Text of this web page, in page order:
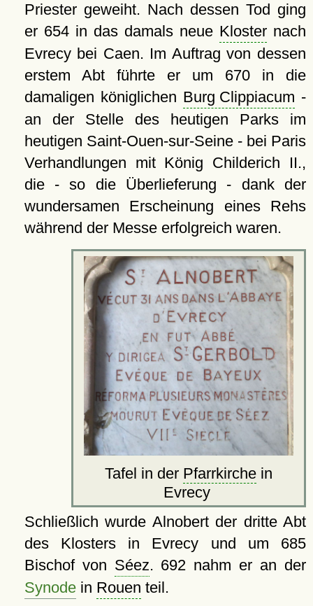
Priester geweiht. Nach dessen Tod ging
er 654 in das damals neue Klosternach
Evrecy bei Caen. Im Auftrag von dessen
erstem Abt führte er um 670 in die
damaligen königlichen Burg Clippiacum -
an der Stelle des heutigen Parks im
heutigen Saint-Ouen-sur-Seine - bei Paris
Verhandlungen mit König Childerich II.,
die - so die Überlieferung - dank der
wundersamen Erscheinung eines Rehs
während der Messe erfolgreich waren.
Tafel in der Pfarrkirche in
Evrecy
Schließlich wurde Alnobert der dritte Abt
des Klosters in Evrecy und um 685
Bischof von Séez. 692 nahm er an der
Synodein Rouen teil.